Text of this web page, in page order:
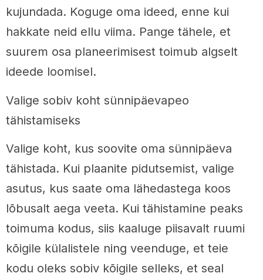
kujundada. Koguge oma ideed, enne kui
hakkate neid ellu viima. Pange tähele, et
suurem osa planeerimisest toimub algselt
ideede loomisel.
Valige sobiv koht sünnipäevapeo
tähistamiseks
Valige koht, kus soovite oma sünnipäeva
tähistada. Kui plaanite pidutsemist, valige
asutus, kus saate oma lähedastega koos
lõbusalt aega veeta. Kui tähistamine peaks
toimuma kodus, siis kaaluge piisavalt ruumi
kõigile külalistele ning veenduge, et teie
kodu oleks sobiv kõigile selleks, et seal